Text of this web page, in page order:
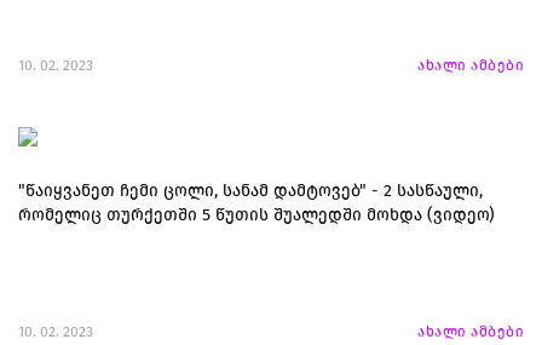
10. 02. 2023 ახალი ამბები
"წაიყვანეთ ჩემი ცოლი, სანამ დამტოვებ" - 2 სასწაული,
რომელიც თურქეთში 5 წუთის შუალედში მოხდა (ვიდეო)
10. 02. 2023 ახალი ამბები